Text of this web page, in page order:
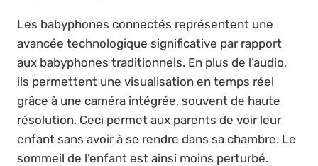
Les babyphones connectés représentent une
avancée technologique significative par rapport
aux babyphones traditionnels. En plus de l’audio,
ils permettent une visualisation en temps réel
grâce à une caméra intégrée, souvent de haute
résolution. Ceci permet aux parents de voir leur
enfant sans avoir à se rendre dans sa chambre. Le
sommeil de l’enfant est ainsi moins perturbé.